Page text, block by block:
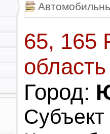
65, 165
область
Город: